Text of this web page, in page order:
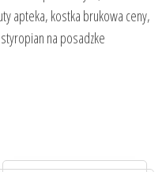
apteka, kostka brukowa ceny,
na posadzke